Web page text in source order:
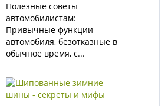
Полезные советы
автомобилистам:
Привычные функции
автомобиля, безотказные в
обычное время, с...